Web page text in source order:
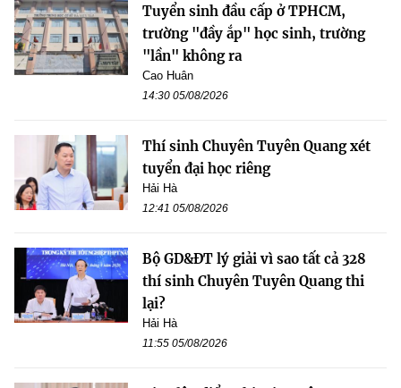
Tuyển sinh đầu cấp ở TPHCM,
trường "đầy ắp" học sinh, trường
"lần" không ra
Cao Huân
14:30 05/08/2026
Thí sinh Chuyên Tuyên Quang xét
tuyển đại học riêng
Hải Hà
12:41 05/08/2026
Bộ GD&ĐT lý giải vì sao tất cả 328
thí sinh Chuyên Tuyên Quang thi
lại?
Hải Hà
11:55 05/08/2026